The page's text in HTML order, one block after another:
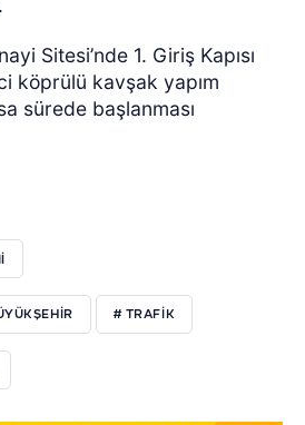
Sitesi’nde 1. Giriş Kapısı
köprülü kavşak yapım
sürede başlanması
# TRAFIK